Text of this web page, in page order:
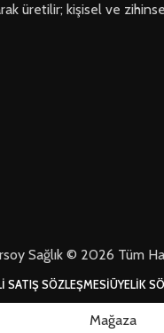
kişisel ve zihinsel
Sağlık © 2026 Tüm
SATIŞ SÖZLEŞMESIÜYELIK
Mağaza